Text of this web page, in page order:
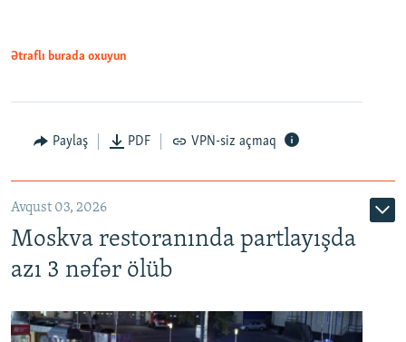
Ətraflı burada oxuyun
Paylaş PDF VPN-siz açmaq
Avqust 03, 2026
Moskva restoranında partlayışda
azı 3 nəfər ölüb